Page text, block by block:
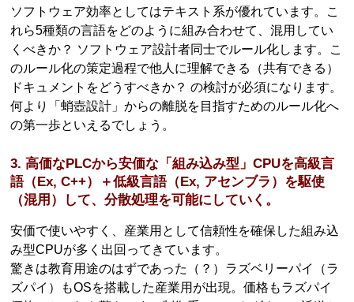
ソフトウェア効率としてはテキスト系が優れています。こ
れら5種類の言語をどのように組み合わせて、混用してい
くべきか？ ソフトウェア設計者同士でルール化します。こ
のルール化の策定過程で他人に理解できる（共有できる）
ドキュメントをどうすべきか？ の検討が必須になります。
何より「蛸壺設計」からの離脱を目指すためのルール化へ
の第一歩といえるでしょう。
3. 高価なPLCから安価な「組み込み型」CPUを高級言
語（Ex, C++）＋低級言語（Ex, アセンブラ）を駆使
（混用）して、分散処理を可能にしていく。
安価で使いやすく、産業用として信頼性を確保した組み込
み型CPUが多く出回ってきています。
驚きは教育用途のはずであった（？）ラズベリーパイ（ラ
ズパイ）もOSを搭載した産業用が出現。価格もラズパイ